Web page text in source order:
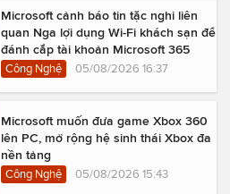
Microsoft cảnh báo tin tặc nghi liên
quan Nga lợi dụng Wi-Fi khách sạn để
đánh cắp tài khoản Microsoft 365
Công Nghệ 05/08/2026 16:37
Microsoft muốn đưa game Xbox 360
lên PC, mở rộng hệ sinh thái Xbox đa
nền tảng
Công Nghệ 05/08/2026 15:43